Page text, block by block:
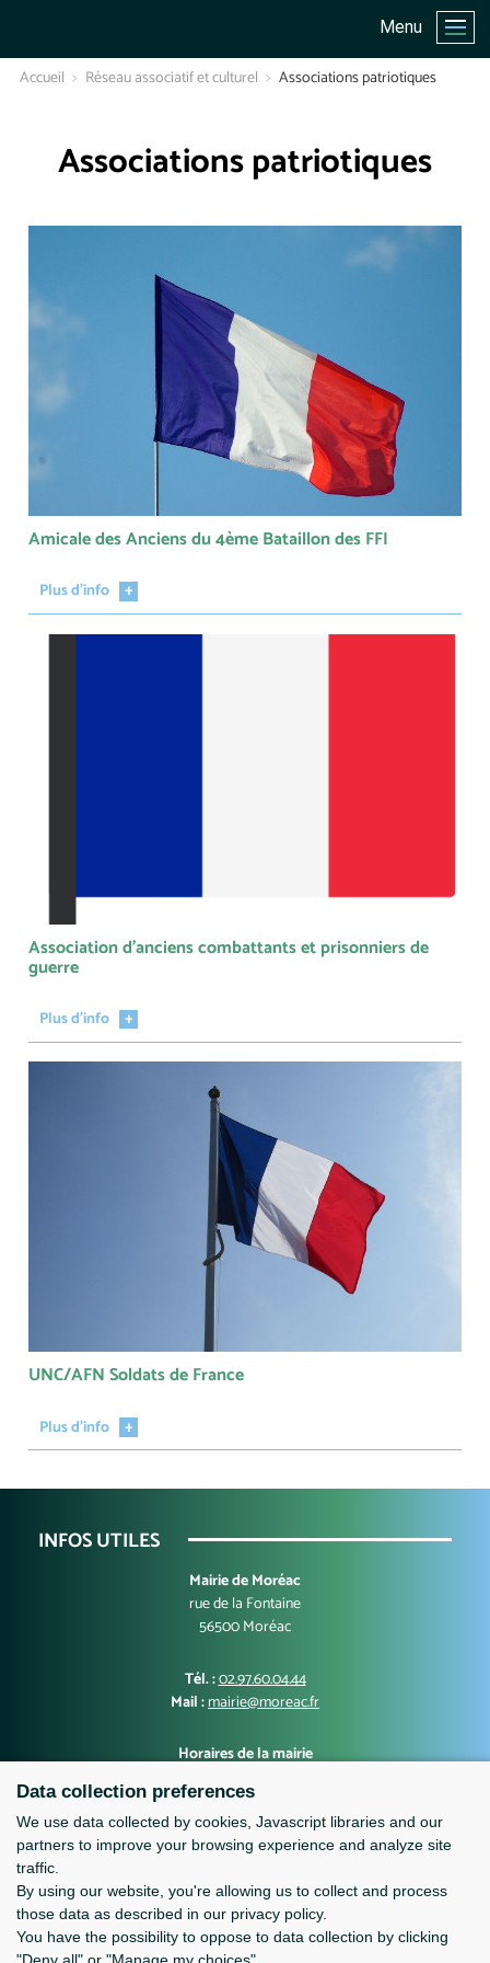
Menu
Accueil Réseau associatif et culturel Associations patriotiques
Associations patriotiques
Amicale des Anciens du 4ème Bataillon des FFI
Plus d'info
Association d'anciens combattants et prisonniers de
guerre
Plus d'info
UNC/AFN Soldats de France
Plus d'info
INFOS UTILES
Mairie de Moréac
rue de la Fontaine
56500 Moréac
Tél. :02.97.60.04.44
Mail :mairie@moreac.fr
Horaires de la mairie
Mardi : 10h00-12h30 et 13h30-17h00
Samedi : 9h-12h
Data collection preferences
We use data collected by cookies, Javascript libraries and our
partners to improve your browsing experience and analyze site
traffic.
By using our website, you're allowing us to collect and process
those data as described in our privacy policy.
You have the possibility to oppose to data collection by clicking